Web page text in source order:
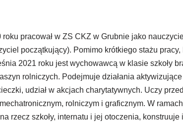
pracował w ZS CKZ w Grubnie jako
początkujący). Pomimo krótkiego stażu pracy,
2021 roku jest wychowawcą w klasie szkoły
rolniczych. Podejmuje działania
udział w akcjach charytatywnych. Uczy
rolniczym i graficznym. W
rzecz szkoły, internatu i jej otoczenia,